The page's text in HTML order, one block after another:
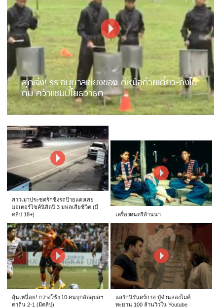
สุดเจ๋ง! รร.อนุบาลเชียงของ ตีหม้อก๋วยเตี๋ยว-ถังไอ
ติม คว้าแชมป์โยธวาธิต
สาวเมาประชดรักซิ่งรถป้ายแดงเสย
มอเตอร์ไซค์นิสิตปี 3 มฟลเสียชีวิต (มี
คลิป 18+)
เครื่องดนตรีล้านนา
ลุ้นเหนื่อย! กว่างโซ้ง 10 คนบุกอัดอุบลฯ
คาถิ่น 2-1 (มีคลิป)
แลรักนิรันดร์กาล ปู่จ๋านลองไมค์
ทะยาน 100 ล้านวิวใน Youtube